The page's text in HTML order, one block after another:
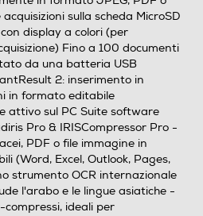
IRISCompressor Pro per Pc e
sulla scheda MicroSD
display a colori (per
Fino a 100 documenti
da una batteria USB
2: inserimento in
in formato editabile
attivo sul PC Suite software
Pro & IRISCompressor Pro -
PDF o file immagine in
(Word, Excel, Outlook, Pages,
strumento OCR internazionale
l'arabo e le lingue asiatiche -
ideali per